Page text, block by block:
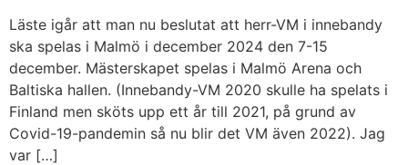
Läste igår att man nu beslutat att herr-VM i innebandy
ska spelas i Malmö i december 2024 den 7-15
december. Mästerskapet spelas i Malmö Arena och
Baltiska hallen. (Innebandy-VM 2020 skulle ha spelats i
Finland men sköts upp ett år till 2021, på grund av
Covid-19-pandemin så nu blir det VM även 2022). Jag
var […]